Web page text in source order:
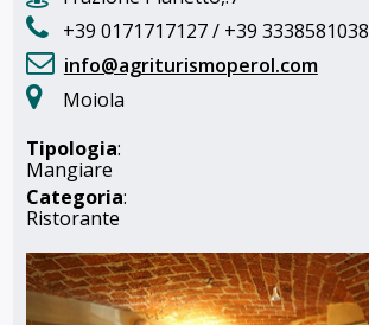
+39 0171717127 / +39 3338581038
info@agriturismoperol.com
Moiola
Tipologia:
Mangiare
Categoria:
Ristorante